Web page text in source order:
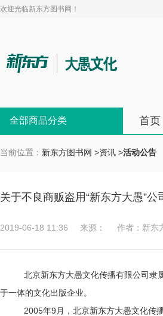
欢迎光临新东方图书网！
全部商品分类 首页
当前位置： 新东方图书网 >资讯 >活动公告
关于不良商贩盗用“新东方大愚”
2019-06-18 11:36 来源： 作者：新东
北京新东方大愚文化传播有限公司隶
于一体的文化出版企业。
2005年9月，北京新东方大愚文化传